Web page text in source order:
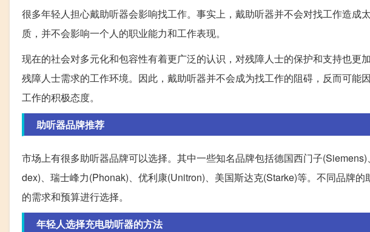
很多年轻人担心戴助听器会影响找工作。事实上，戴助听器并不会对找工作造成
质，并不会影响一个人的职业能力和工作表现。
现在的社会对多元化和包容性有着更广泛的认识，对残障人士的保护和支持也更
残障人士需求的工作环境。因此，戴助听器并不会成为找工作的阻碍，反而可能
工作的积极态度。
助听器品牌推荐
市场上有很多助听器品牌可以选择。其中一些知名品牌包括德国西门子
dex)、瑞士峰力(Phonak)、优利康(Unitron)、美国斯达克(Starke)等。不同品牌
的需求和预算进行选择。
年轻人选择充电助听器的方法